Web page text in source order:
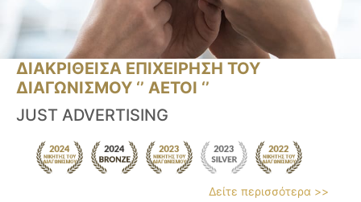
ΔΙΑΚΡΙΘΕΙΣΑ ΕΠΙΧΕΙΡΗΣΗ ΤΟΥ
ΔΙΑΓΩΝΙΣΜΟΥ ‘’ ΑΕΤΟΙ ‘’
JUST ADVERTISING
Δείτε περισσότερα >>